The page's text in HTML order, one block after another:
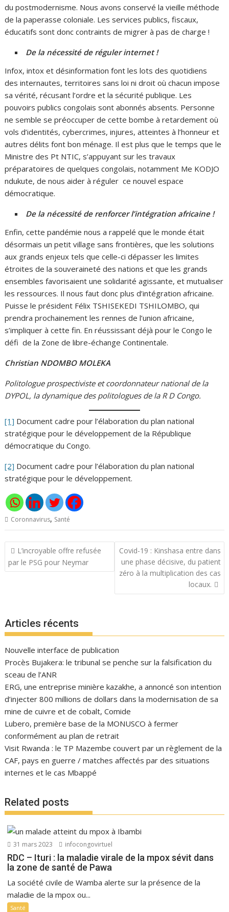
du postmodernisme. Nous avons conservé la vieille méthode
de la paperasse coloniale. Les services publics, fiscaux,
éducatifs sont donc contraints de migrer à pas de charge !
De la nécessité de réguler internet !
Infox, intox et désinformation font les lots des quotidiens
des internautes, territoires sans loi ni droit où chacun impose
sa vérité, récusant l’ordre et la sécurité publique. Les
pouvoirs publics congolais sont abonnés absents. Personne
ne semble se préoccuper de cette bombe à retardement où
vols d’identités, cybercrimes, injures, atteintes à l’honneur et
autres délits font bon ménage. Il est plus que le temps que le
Ministre des Pt NTIC, s’appuyant sur les travaux
préparatoires de quelques congolais, notamment Me KODJO
ndukute, de nous aider à réguler ce nouvel espace
démocratique.
De la nécessité de renforcer l’intégration africaine !
Enfin, cette pandémie nous a rappelé que le monde était
désormais un petit village sans frontières, que les solutions
aux grands enjeux tels que celle-ci dépasser les limites
étroites de la souveraineté des nations et que les grands
ensembles favorisaient une solidarité agissante, et mutualiser
les ressources. Il nous faut donc plus d’intégration africaine.
Puisse le président Félix TSHISEKEDI TSHILOMBO, qui
prendra prochainement les rennes de l’union africaine,
s’impliquer à cette fin. En réussissant déjà pour le Congo le
défi de la Zone de libre-échange Continentale.
Christian NDOMBO MOLEKA
Politologue prospectiviste et coordonnateur national de la
DYPOL, la dynamique des politologues de la R D Congo.
[1] Document cadre pour l’élaboration du plan national
stratégique pour le développement de la République
démocratique du Congo.
[2] Document cadre pour l’élaboration du plan national
stratégique pour le développement.
Coronnavirus, Santé
Navigation
de
l’article
L’incroyable offre refusée
par le PSG pour Neymar
Covid-19 : Kinshasa entre dans
une phase décisive, du patient
zéro à la multiplication des cas
locaux.
Articles récents
Nouvelle interface de publication
Procès Bujakera: le tribunal se penche sur la falsification du
sceau de l’ANR
ERG, une entreprise minière kazakhe, a annoncé son intention
d’injecter 800 millions de dollars dans la modernisation de sa
mine de cuivre et de cobalt, Comide
Lubero, première base de la MONUSCO à fermer
conformément au plan de retrait
Visit Rwanda : le TP Mazembe couvert par un règlement de la
CAF, pays en guerre / matches affectés par des situations
internes et le cas Mbappé
Related posts
31 mars 2023 infocongovirtuel
RDC – Ituri : la maladie virale de la mpox sévit dans
la zone de santé de Pawa
La société civile de Wamba alerte sur la présence de la
maladie de la mpox ou...
Santé